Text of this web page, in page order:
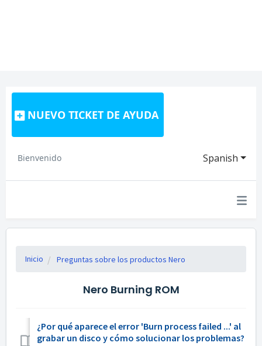
NUEVO TICKET DE AYUDA
Spanish
Bienvenido
Inicio Preguntas sobre los productos Nero
Nero Burning ROM
¿Por qué aparece el error 'Burn process failed ...' al
grabar un disco y cómo solucionar los problemas?